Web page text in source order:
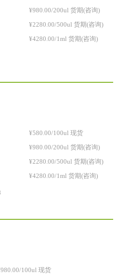
¥980.00/200ul 货期(咨询)
¥2280.00/500ul 货期(咨询)
¥4280.00/1ml 货期(咨询)
¥580.00/100ul 现货
¥980.00/200ul 货期(咨询)
¥2280.00/500ul 货期(咨询)
¥4280.00/1ml 货期(咨询)
100ul 现货